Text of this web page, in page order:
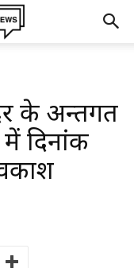
के अन्तर्गत
में दिनांक